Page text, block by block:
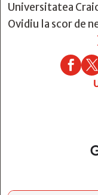
Universitatea
Ovidiu la scor de
 